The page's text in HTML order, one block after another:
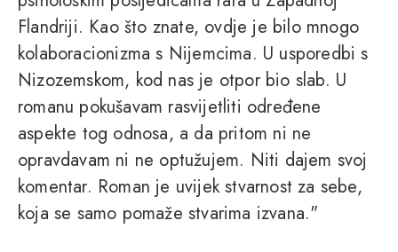
Flandriji. Kao što znate, ovdje je bilo mnogo
kolaboracionizma s Nijemcima. U usporedbi s
Nizozemskom, kod nas je otpor bio slab. U
romanu pokušavam rasvijetliti određene
aspekte tog odnosa, a da pritom ni ne
opravdavam ni ne optužujem. Niti dajem svoj
komentar. Roman je uvijek stvarnost za sebe,
koja se samo pomaže stvarima izvana."